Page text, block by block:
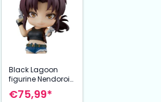
Black Lagoon
figurine Nendoroid
Revy 10 cm
€75,99*